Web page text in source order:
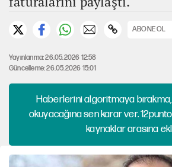
ABONE OL
Yayınlanma: 26.05.2026 12:58
Güncelleme: 26.05.2026 15:01
Haberlerini algoritmaya bırakma,
okuyacağına sen karar ver.
kaynaklar arasına